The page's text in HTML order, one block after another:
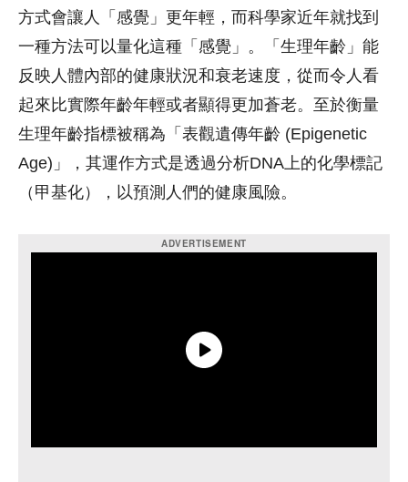
方式會讓人「感覺」更年輕，而科學家近年就找到
一種方法可以量化這種「感覺」。「生理年齡」能
反映人體內部的健康狀況和衰老速度，從而令人看
起來比實際年齡年輕或者顯得更加蒼老。至於衡量
生理年齡指標被稱為「表觀遺傳年齡 (Epigenetic
Age)」，其運作方式是透過分析DNA上的化學標記
（甲基化），以預測人們的健康風險。